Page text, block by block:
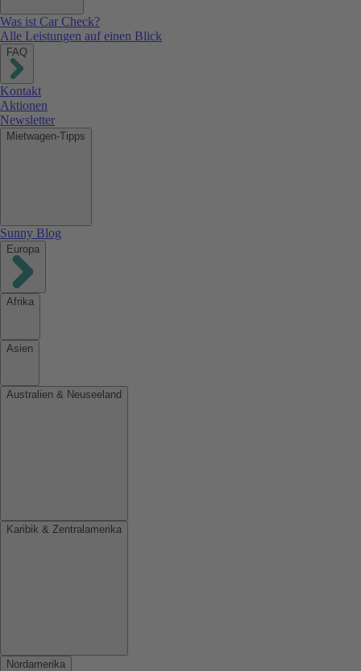
Was ist Car Check?
Alle Leistungen auf einen Blick
FAQ
Kontakt
Aktionen
Newsletter
Mietwagen-Tipps
Sunny Blog
Europa
Afrika
Asien
Australien & Neuseeland
Karibik & Zentralamerika
Nordamerika